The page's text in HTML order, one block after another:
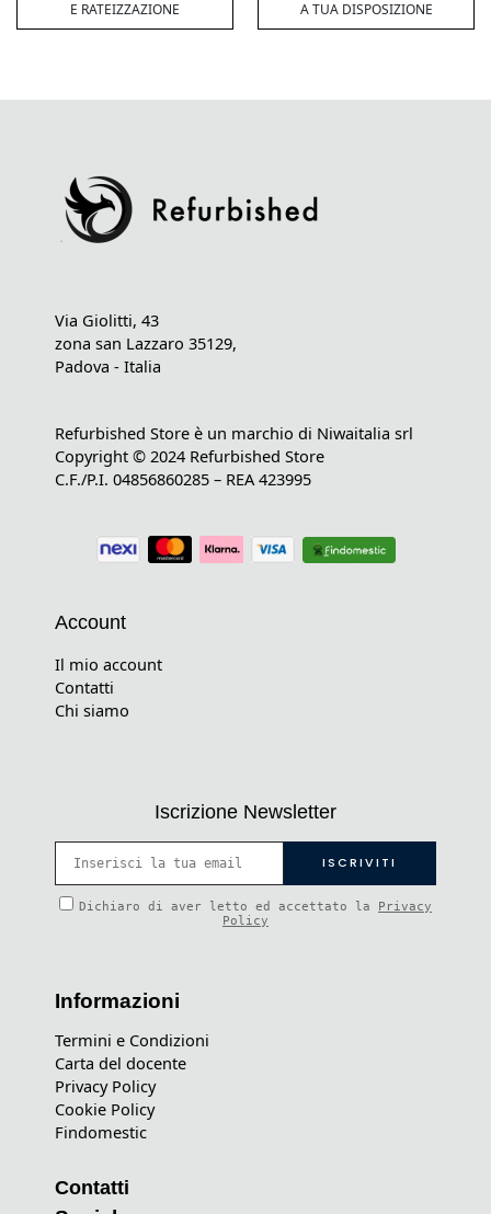
E RATEIZZAZIONE
A TUA DISPOSIZIONE
Via Giolitti, 43
zona san Lazzaro 35129,
Padova - Italia
Refurbished Store è un marchio di Niwaitalia srl
Copyright © 2024 Refurbished Store
C.F./P.I. 04856860285 – REA 423995
Account
Il mio account
Contatti
Chi siamo
Iscrizione Newsletter
Dichiaro di aver letto ed accettato la
Privacy
Policy
Informazioni
Termini e Condizioni
Carta del docente
Privacy Policy
Cookie Policy
Findomestic
Contatti